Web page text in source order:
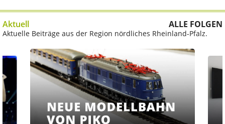
Aktuell ALLE FOLGEN
Aktuelle Beiträge aus der Region nördliches Rheinland-Pfalz.